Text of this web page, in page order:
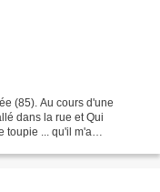
(85). Au cours d'une
dans la rue et Qui
toupie ... qu'il m'a